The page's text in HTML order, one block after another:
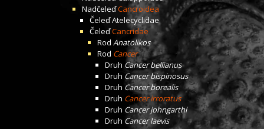
NadčeleďCancroidea
ČeleďAtelecyclidae
ČeleďCancridae
Rod Anatolikos
Rod Cancer
Druh Cancer bellianus
Druh Cancer bispinosus
Druh Cancer borealis
Druh Cancer irroratus
Druh Cancer johngarthi
Druh Cancer laevis